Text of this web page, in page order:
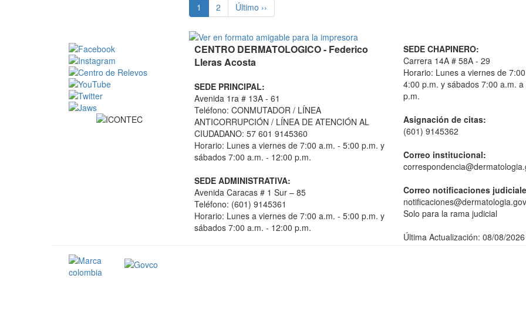
1 (current)
2 Último ››
CENTRO DERMATOLOGICO - Federico
Lleras Acosta
SEDE PRINCIPAL:
Avenida 1ra # 13A - 61
Teléfono: CONMUTADOR / LÍNEA
ANTICORRUPCIÓN / LÍNEA DE ATENCIÓN AL
CIUDADANO: 57 601 9145360
Horario: Lunes a viernes de 7:00 a.m. - 5:00 p.m. y
sábados 7:00 a.m. - 12:00 p.m.
SEDE ADMINISTRATIVA:
Avenida Caracas # 1 Sur – 85
Teléfono: (601) 9145361
Horario: Lunes a viernes de 7:00 a.m. - 5:00 p.m. y
sábados 7:00 a.m. - 12:00 p.m.
SEDE CHAPINERO:
Carrera 14A # 58A - 29
Horario: Lunes a viernes de
4:00 p.m. y sábados 7:00 a.m. a
p.m.
Asignación de citas:
(601) 9145362
Correo institucional:
Correo notificaciones
Solo para la rama judicial
Última Actualización: 08/08/2026